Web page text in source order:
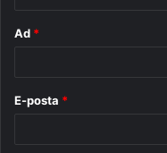
Ad *
E-posta *